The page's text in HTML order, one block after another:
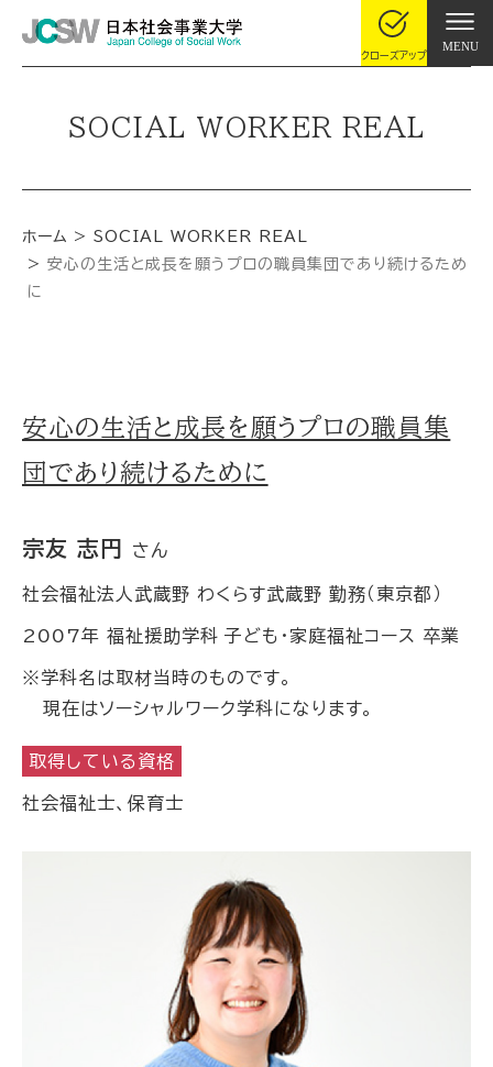
クローズアップ
MENU
SOCIAL WORKER REAL
ホーム
SOCIAL WORKER REAL
安心の生活と成長を願うプロの職員集団であり続けるため
に
安心の生活と成長を願うプロの職員集
団であり続けるために
宗友 志円 さん
社会福祉法人武蔵野 わくらす武蔵野 勤務（東京都）
2007年 福祉援助学科 子ども・家庭福祉コース 卒業
※学科名は取材当時のものです。
現在はソーシャルワーク学科になります。
取得している資格
社会福祉士、保育士